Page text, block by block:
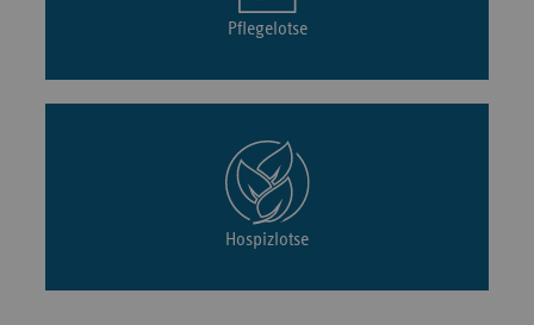
Pflegelotse
Hospizlotse